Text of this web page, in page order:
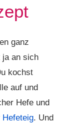
ganz
ja an sich
kochst
auf und
Hefe und
Hefeteig. Und